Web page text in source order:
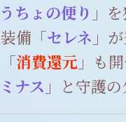
ちょの便り 」
備「セレネ 」
消費還元 」も
ナス 」と守護